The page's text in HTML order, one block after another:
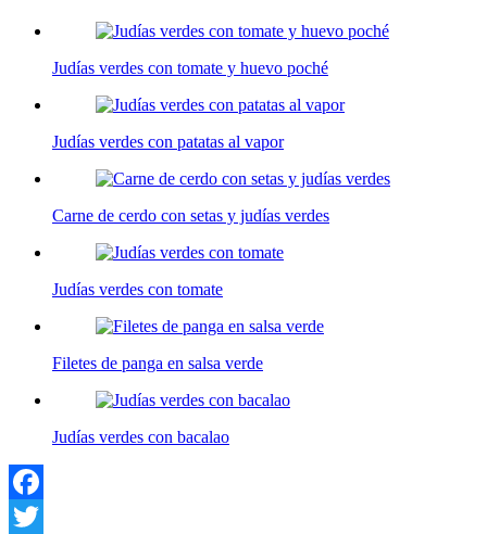
Judías verdes con tomate y huevo poché
Judías verdes con patatas al vapor
Carne de cerdo con setas y judías verdes
Judías verdes con tomate
Filetes de panga en salsa verde
Judías verdes con bacalao
Facebook